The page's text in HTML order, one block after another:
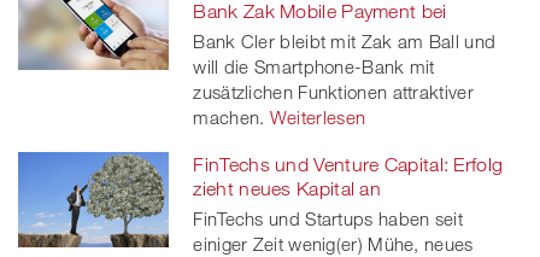
Bank Zak Mobile Payment bei
Bank Cler bleibt mit Zak am Ball und
will die Smartphone-Bank mit
zusätzlichen Funktionen attraktiver
machen. Weiterlesen
FinTechs und Venture Capital: Erfolg
zieht neues Kapital an
FinTechs und Startups haben seit
einiger Zeit wenig(er) Mühe, neues